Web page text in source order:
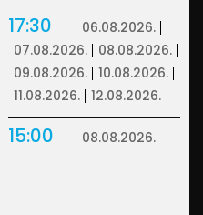
17:30
06.08.2026.
07.08.2026.
08.08.2026.
09.08.2026.
10.08.2026.
11.08.2026.
12.08.2026.
15:00 08.08.2026.